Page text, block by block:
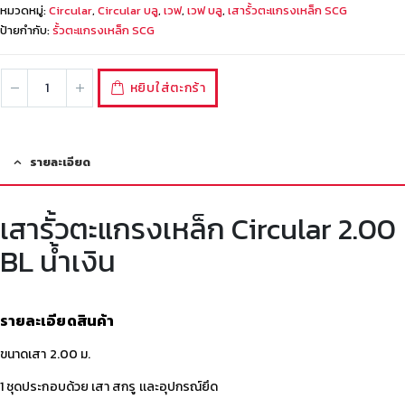
หมวดหมู่:Circular, Circular บลู, เวฟ, เวฟ บลู, เสารั้วตะแกรงเหล็ก SCG
ป้ายกำกับ:รั้วตะแกรงเหล็ก SCG
หยิบใส่ตะกร้า
รายละเอียด
เสารั้วตะแกรงเหล็ก Circular 2.00
BL น้ำเงิน
รายละเอียดสินค้า
ขนาดเสา 2.00 ม.
1 ชุดประกอบด้วย เสา สกรู เเละอุปกรณ์ยึด